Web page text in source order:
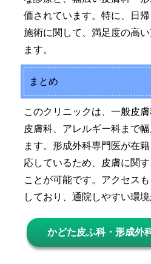
価されています。特に、日
施術に関して、満足度の高
ます。
まとめ
このクリニックは、一般皮
皮膚科、アレルギー科まで
ます。形成外科専門医が在
応しているため、皮膚に関
ことが可能です。アクセス
しており、通院しやすい環境
かどた皮ふ科・形成外